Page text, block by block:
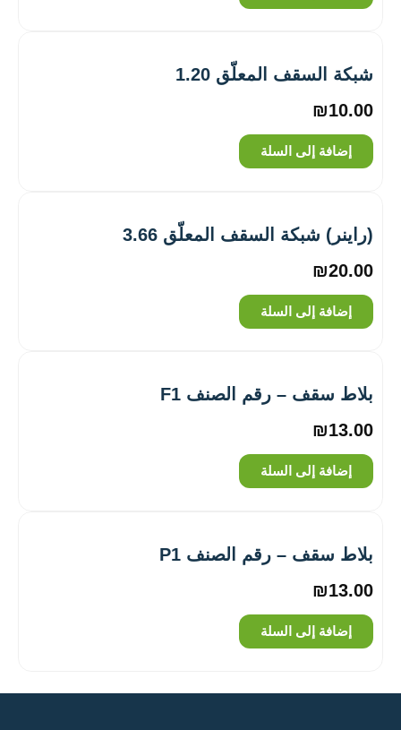
شبكة السقف المعلّق 1.20
₪10.00
إضافة إلى السلة
(راينر) شبكة السقف المعلّق 3.66
₪20.00
إضافة إلى السلة
بلاط سقف – رقم الصنف ‎F1
₪13.00
إضافة إلى السلة
بلاط سقف – رقم الصنف ‎P1
₪13.00
إضافة إلى السلة